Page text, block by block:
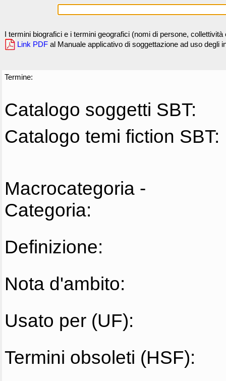
I termini biografici e i termini geografici (nomi di persone,
Link PDF al Manuale applicativo di soggettazione ad uso degli
Termine:
Catalogo soggetti SBT:
Catalogo temi fiction SBT:
Macrocategoria -
Categoria:
Definizione:
Nota d'ambito:
Usato per (UF):
Termini obsoleti (HSF):